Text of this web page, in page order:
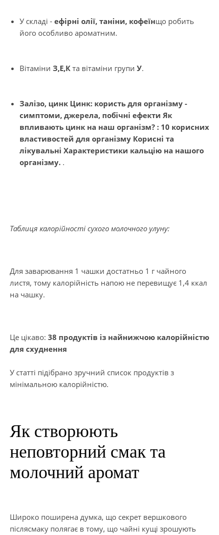
У складі - ефірні олії, таніни, кофеїнщо робить
його особливо ароматним.
Вітаміни З,Е,К та вітаміни групи У.
Залізо, цинк Цинк: користь для організму -
симптоми, джерела, побічні ефекти Як
впливають цинк на наш організм? : 10 корисних
властивостей для організму Корисні та
лікувальні Характеристики кальцію на нашого
організму. .
Таблиця калорійності сухого молочного улуну:
Для заварювання 1 чашки достатньо 1 г чайного
листя, тому калорійність напою не перевищує 1,4 ккал
на чашку.
Це цікаво: 38 продуктів із найнижчою калорійністю
для схуднення
У статті підібрано зручний список продуктів з
мінімальною калорійністю.
Як створюють
неповторний смак та
молочний аромат
Широко поширена думка, що секрет вершкового
післясмаку полягає в тому, що чайні кущі зрошують